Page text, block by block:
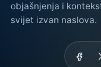
objašnjenja i
svijet izvan naslova.